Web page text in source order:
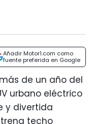
Añadir Motor1.com como
fuente preferida en Google
de un año del
urbano eléctrico
y divertida
techo